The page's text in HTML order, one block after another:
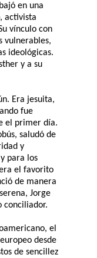
en una
activista
vínculo con
vulnerables,
ideológicas.
y a su
Era jesuita,
fue
el primer día.
saludó de
y
para los
el favorito
de manera
Jorge
conciliador.
el
desde
de sencillez